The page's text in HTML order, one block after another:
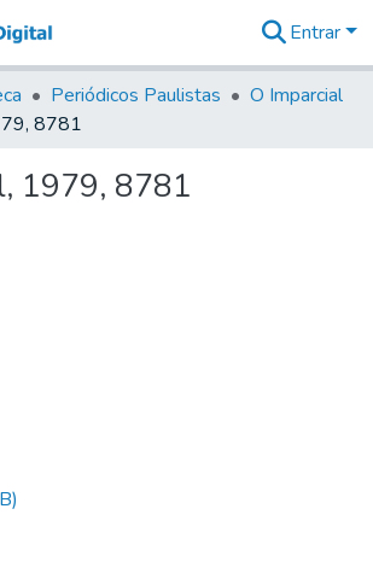
&
Coleções
Tudo na
Digital
Entrar
Periódicos Paulistas
O Imparcial
8781
1979, 8781